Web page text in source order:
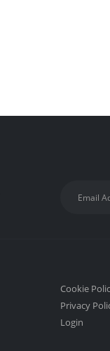
Cookie
Privacy
Login